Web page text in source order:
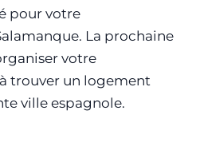
pour votre
La prochaine
votre
trouver un logement
ville espagnole.